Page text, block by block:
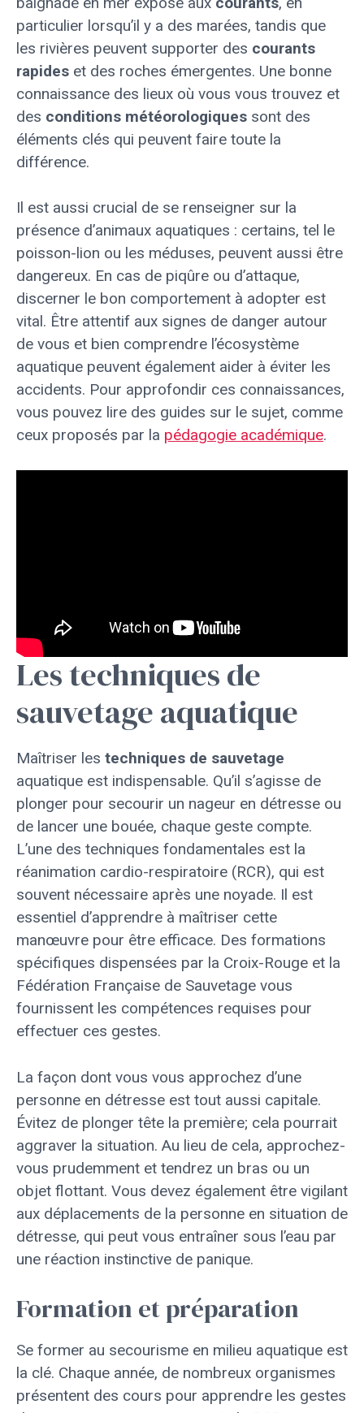
particulier lorsqu’il y a des marées, tandis que
les rivières peuvent supporter des courants
rapides et des roches émergentes. Une bonne
connaissance des lieux où vous vous trouvez et
des conditions météorologiques sont des
éléments clés qui peuvent faire toute la
différence.
Il est aussi crucial de se renseigner sur la
présence d’animaux aquatiques : certains, tel le
poisson-lion ou les méduses, peuvent aussi être
dangereux. En cas de piqûre ou d’attaque,
discerner le bon comportement à adopter est
vital. Être attentif aux signes de danger autour
de vous et bien comprendre l’écosystème
aquatique peuvent également aider à éviter les
accidents. Pour approfondir ces connaissances,
vous pouvez lire des guides sur le sujet, comme
ceux proposés par la pédagogie académique.
Les techniques de
sauvetage aquatique
Maîtriser les techniques de sauvetage
aquatique est indispensable. Qu’il s’agisse de
plonger pour secourir un nageur en détresse ou
de lancer une bouée, chaque geste compte.
L’une des techniques fondamentales est la
réanimation cardio-respiratoire (RCR), qui est
souvent nécessaire après une noyade. Il est
essentiel d’apprendre à maîtriser cette
manœuvre pour être efficace. Des formations
spécifiques dispensées par la Croix-Rouge et la
Fédération Française de Sauvetage vous
fournissent les compétences requises pour
effectuer ces gestes.
La façon dont vous vous approchez d’une
personne en détresse est tout aussi capitale.
Évitez de plonger tête la première; cela pourrait
aggraver la situation. Au lieu de cela, approchez-
vous prudemment et tendrez un bras ou un
objet flottant. Vous devez également être vigilant
aux déplacements de la personne en situation de
détresse, qui peut vous entraîner sous l’eau par
une réaction instinctive de panique.
Formation et préparation
Se former au secourisme en milieu aquatique est
la clé. Chaque année, de nombreux organismes
présentent des cours pour apprendre les gestes